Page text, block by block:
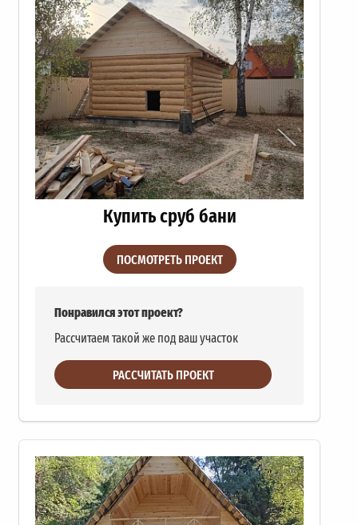
Купить сруб бани
ПОСМОТРЕТЬ ПРОЕКТ
Понравился этот проект?
Рассчитаем такой же под ваш участок
РАССЧИТАТЬ ПРОЕКТ